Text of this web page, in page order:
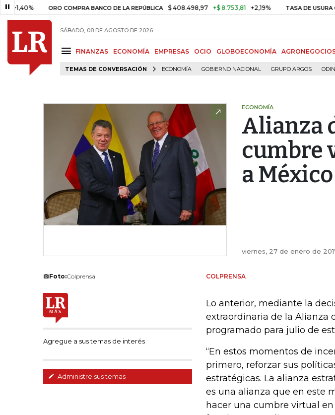
ORO COMPRA BANCO DE LA REPÚBLICA $ 408.498,97 +$ 8.753,81 +2,19% TASA DE USURA
SÁBADO, 08 DE AGOSTO DE 2026
FINANZAS ECONOMÍA EMPRESAS OCIO GLOBOECONOMÍA
TEMAS DE CONVERSACIÓN ECONOMÍA GOBIERNO NACIONAL GRUPO ARGOS
ECONOMÍA
Alianza
cumbre
a México
viernes, 27 de enero de
Foto:Colprensa
Agregue a sus temas de interés
Administre sus temas
COLPRENSA
Lo anterior, mediante la
extraordinaria de la Alianza
programado para julio de
“En estos momentos de
primero, reforzar sus
estratégicas. La alianza
es una alianza que en este
hacer una cumbre virtual